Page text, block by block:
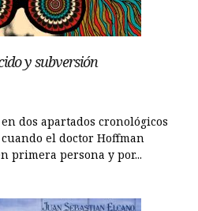
y subversión
dos apartados cronológicos
el doctor Hoffman
primera persona y por...